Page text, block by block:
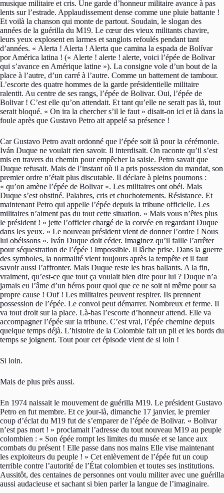
musique militaire et cris. Une garde d’honneur militaire avance à pas
lents sur l’estrade. Applaudissement dense comme une pluie battante !
Et voilà la chanson qui monte de partout. Soudain, le slogan des
années de la guérilla du M19. Le cœur des vieux militants chavire,
leurs yeux explosent en larmes et sanglots refoulés pendant tant
d’années. « Alerta ! Alerta ! Alerta que camina la espada de Bolívar
por América latina ! (« Alerte ! alerte ! alerte, voici l’épée de Bolivar
qui s’avance en Amérique latine »). La consigne vole d’un bout de la
place à l’autre, d’un carré à l’autre. Comme un battement de tambour.
L’escorte des quatre hommes de la garde présidentielle militaire
ralentit. Au centre de ses rangs, l’épée de Bolivar. Oui, l’épée de
Bolivar ! C’est elle qu’on attendait. Et tant qu’elle ne serait pas là, tout
serait bloqué. « On ira la chercher s’il le faut » disait-on ici et là dans la
foule après que Gustavo Petro ait appelé sa présence !
Car Gustavo Petro avait ordonné que l’épée soit là pour la cérémonie.
Iván Duque ne voulait rien savoir. Il interdisait. On raconte qu’il s’est
mis en travers du chemin pour empêcher la saisie. Petro savait que
Duque refusait. Mais de l’instant où il a pris possession du mandat, son
premier ordre n’était plus discutable. Il déclare à pleins poumons :
« qu’on amène l’épée de Bolivar ». Les militaires ont obéi. Mais
Duque s’est obstiné. Palabres, cris et chuchotements. Résistance. Et
maintenant Petro qui appelle l’épée depuis la tribune officielle. Les
militaires n’aiment pas du tout cette situation. « Mais vous n’êtes plus
le président ! » jette l’officier chargé de la corvée en regardant Duque
dans les yeux. « Le nouveau président vient de donner l’ordre ! Nous
lui obéissons ». Iván Duque doit céder. Imaginez qu’il faille l’arrêter
pour séquestration de l’épée ! Impossible. Il lâche prise. Dans la guerre
des symboles, la normalité vient toujours après la tempête et il faut
savoir aussi l’affronter. Mais Duque reste les bras ballants. A la fin,
vraiment, qu’est-ce que tout ça voulait bien dire pour lui ? Duque n’a
jamais eu l’âme d’un héros pour quoi que ce ne soit ni même pour sa
propre cause ! Ouf ! Les militaires peuvent respirer. Ils prennent
possession de l’épée. Le convoi peut démarrer. Nombreux et ferme. Il
va tout droit sur la place. Là-bas l’escorte d’honneur attend. Elle va
accompagner l’épée sur la tribune. C’est vrai, l’épée chemine depuis
quelque temps déjà. L’histoire de la Colombie fait un pli et les bords du
temps se joignent. Tout pour cet épisode vient de si loin !
Si loin.
Mais de plus près aussi.
En 1974 naissait le mouvement de guérilla M19. Le président Gustavo
Petro en fut membre. Et ce jour-là, dimanche 17 janvier, le premier
coup d’éclat du M19 fut de s’emparer de l’épée de Bolivar. « Bolivar
n’est pas mort ! » proclamait l’adresse du tout nouveau M19 au peuple
colombien : « Son épée rompt les limites du musée et se lance aux
combats du présent ! Elle passe dans nos mains Elle vise maintenant
les exploiteurs du peuple ! » Cet enlèvement de l’épée fut un coup
terrible contre l’autorité de l’État colombien et toutes ses institutions.
Aussitôt, des centaines de personnes ont voulu militer avec une guérilla
aussi audacieuse et sachant si bien parler la langue de l’imaginaire.